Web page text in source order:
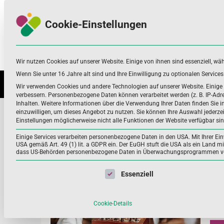
navigation
content
Nahrungsergänzungsmittel
Infos zu Nährstoffen, Nahrungsergänzung
und mehr
NÄHRSTOFFE UND WEITERE
geistige fitness
Cookie-Einstellungen
Wir nutzen Cookies auf unserer Website. Einige von ihnen sind essenziell,
Wenn Sie unter 16 Jahre alt sind und Ihre Einwilligung zu optionalen
Wir verwenden Cookies und andere Technologien auf unserer Website.
verbessern. Personenbezogene Daten können verarbeitet werden (z. B. IP-
Inhalten. Weitere Informationen über die Verwendung Ihrer Daten finden Sie
einzuwilligen, um dieses Angebot zu nutzen. Sie können Ihre Auswahl
Einstellungen möglicherweise nicht alle Funktionen der Website verfügbar
Einige Services verarbeiten personenbezogene Daten in den USA. Mit Ihrer
USA gemäß Art. 49 (1) lit. a GDPR ein. Der EuGH stuft die USA als ein Land
dass US-Behörden personenbezogene Daten in
Es folgt eine Liste der Service-Gruppen, für die eine
Essenziell
Cookie-Details